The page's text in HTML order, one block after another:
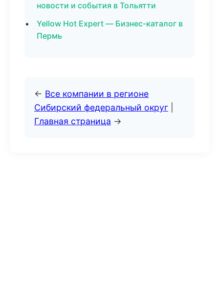
новости и события в Тольятти
Yellow Hot Expert — Бизнес-каталог в
Пермь
← Все компании в регионе
Сибирский федеральный округ
Главная страница →